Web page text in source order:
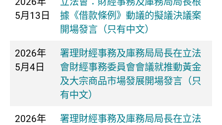
5月13日
據《借款條例》動議的擬議決議案
開場發言（只有中文）
2026年
5月4日
署理財經事務及庫務局局長在立法
會財經事務委員會會議就推動黃金
及大宗商品市場發展開場發言（只
有中文）
2026年
署理財經事務及庫務局局長在立法